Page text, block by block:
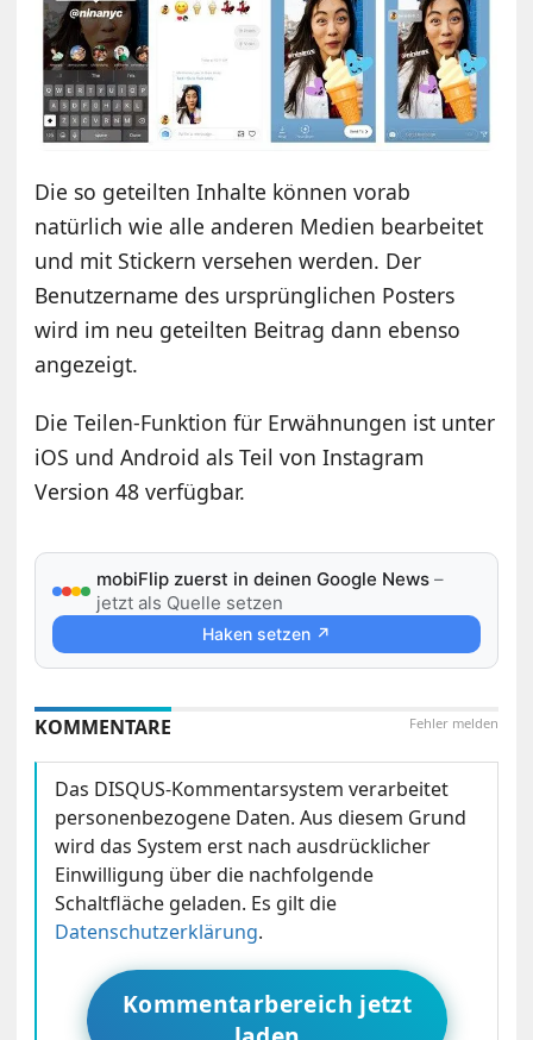
Die so geteilten Inhalte können vorab
natürlich wie alle anderen Medien bearbeitet
und mit Stickern versehen werden. Der
Benutzername des ursprünglichen Posters
wird im neu geteilten Beitrag dann ebenso
angezeigt.
Die Teilen-Funktion für Erwähnungen ist unter
iOS und Android als Teil von Instagram
Version 48 verfügbar.
mobiFlip zuerst in deinen Google News –
jetzt als Quelle setzen
Haken setzen ↗
Fehler melden
KOMMENTARE
Das DISQUS-Kommentarsystem verarbeitet
personenbezogene Daten. Aus diesem Grund
wird das System erst nach ausdrücklicher
Einwilligung über die nachfolgende
Schaltfläche geladen. Es gilt die
Datenschutzerklärung.
Kommentarbereich jetzt